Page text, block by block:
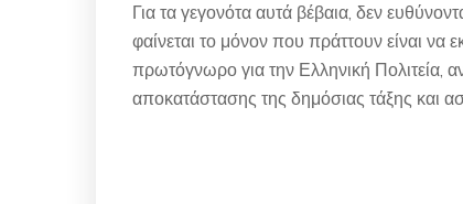
Για τα γεγονότα αυτά βέβαια, δεν
φαίνεται το μόνον που πράττουν είναι να
πρωτόγνωρο για την Ελληνική Πολιτεία,
αποκατάστασης της δημόσιας τάξης και